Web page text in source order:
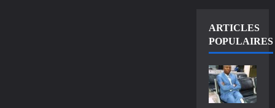
ARTICLES
POPULAIRES